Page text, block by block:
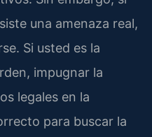
una amenaza real,
Si usted es la
impugnar la
legales en la
para buscar la